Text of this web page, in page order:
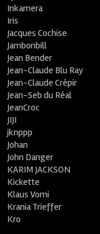
Inkamera
Iris
Jacques Cochise
Jambonbill
Jean Bender
Jean-Claude Blu Ray
Jean-Claude Crépir
Jean-Seb du Réal
JeanCroc
JIJI
jknppp
Johan
John Danger
KARIM JACKSON
Kickette
Klaus Vomi
Krania Trieffer
Kro